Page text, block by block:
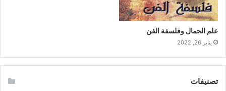
علم الجمال وفلسفة الفن
يناير 26, 2022
تصنيفات